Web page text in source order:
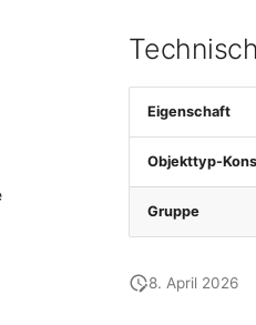
Eigenschaft
Objekttyp-
Gruppe
8. April 2026